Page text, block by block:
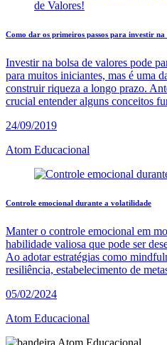
Como dar os primeiros passos para investir na
Investir na bolsa de valores pode
para muitos iniciantes, mas é uma
construir riqueza a longo prazo.
crucial entender alguns conceitos
24/09/2019
Atom Educacional
Controle emocional durante a volatilidade
Manter o controle emocional em
habilidade valiosa que pode ser
Ao adotar estratégias como
resiliência, estabelecimento de
05/02/2024
Atom Educacional